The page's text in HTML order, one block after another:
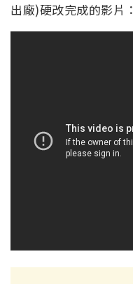
出廠)硬改完成的影片：